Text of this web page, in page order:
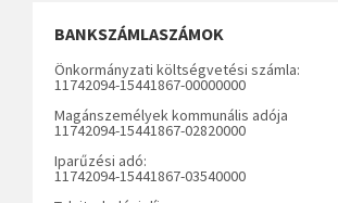
BANKSZÁMLASZÁMOK
Önkormányzati költségvetési számla:
11742094-15441867-00000000
Magánszemélyek kommunális adója
11742094-15441867-02820000
Iparűzési adó:
11742094-15441867-03540000